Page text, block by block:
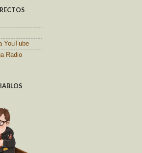
YouTube
Radio